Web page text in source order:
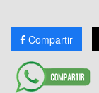
Compartir